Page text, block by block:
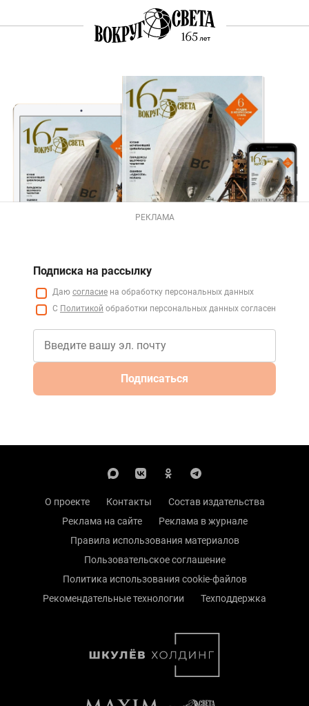
РЕКЛАМА
Подписка на рассылку
Даю согласие на обработку персональных данных
С Политикой обработки персональных данных согласен
Подписаться
О проекте Контакты
Состав издательства
Реклама на сайте
Реклама в журнале
Правила использования материалов
Пользовательское соглашение
Политика использования cookie-файлов
Рекомендательные технологии
Техподдержка